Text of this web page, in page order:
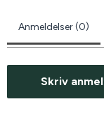
Anmeldelser (0)
Skriv